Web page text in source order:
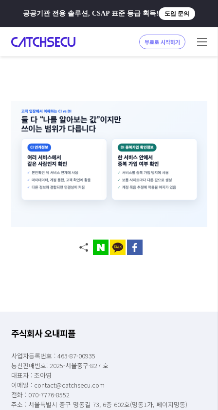
공공기관 전용 솔루션, CSAP 표준 등급 획득! 도입 문의
무료로 시작하기
주식회사 오내피플
사업자등록번호 : 463-87-00935
통신판매번호: 2025-서울중구-827 호
대표자 : 조아영
이메일 : contact@catchsecu.com
전화 : 070-7776-8552
주소 : 서울특별시 중구 명동길 73, 6층 602호(명동1가, 페이지명동)